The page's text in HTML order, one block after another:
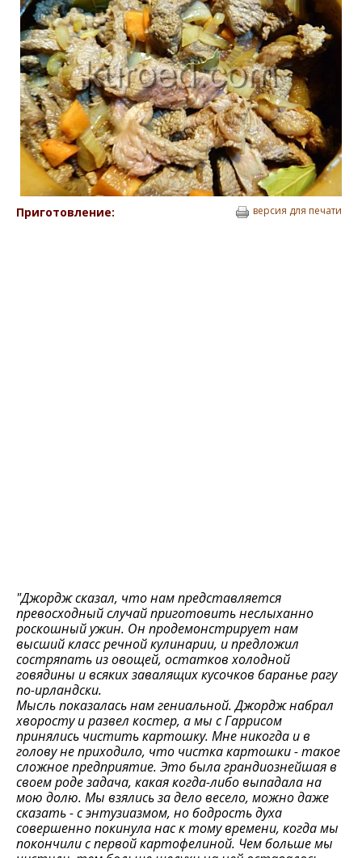
Приготовление: версия для печати
"Джордж сказал, что нам представляется
превосходный случай приготовить неслыханно
роскошный ужин. Он продемонстрирует нам
высший класс речной кулинарии, и предложил
состряпать из овощей, остатков холодной
говядины и всяких завалящих кусочков баранье рагу
по-ирландски.
Мысль показалась нам гениальной. Джордж набрал
хворосту и развел костер, а мы с Гаррисом
принялись чистить картошку. Мне никогда и в
голову не приходило, что чистка картошки - такое
сложное предприятие. Это была грандиознейшая в
своем роде задача, какая когда-либо выпадала на
мою долю. Мы взялись за дело весело, можно даже
сказать - с энтузиазмом, но бодрость духа
совершенно покинула нас к тому времени, когда мы
покончили с первой картофелиной. Чем больше мы